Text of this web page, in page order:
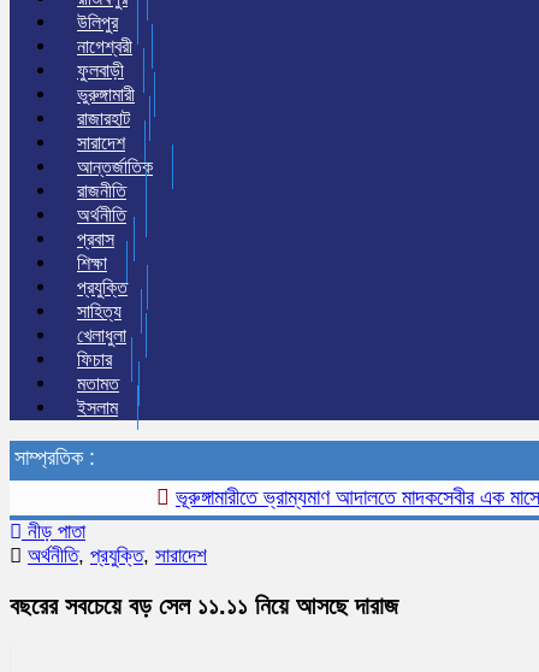
উলিপুর
নাগেশ্বরী
ফুলবাড়ী
ভুরুঙ্গামারী
রাজারহাট
সারাদেশ
আন্তর্জাতিক
রাজনীতি
অর্থনীতি
প্রবাস
শিক্ষা
প্রযুক্তি
সাহিত্য
খেলাধুলা
ফিচার
মতামত
ইসলাম
সাম্প্রতিক :
ভূরুঙ্গামারীতে ভ্রাম্যমাণ আদালতে মাদকসেবীর এক মাসের
নীড় পাতা
অর্থনীতি, প্রযুক্তি, সারাদেশ
বছরের সবচেয়ে বড় সেল ১১.১১ নিয়ে আসছে দারাজ